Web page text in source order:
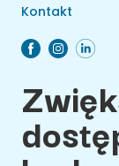
Kontakt